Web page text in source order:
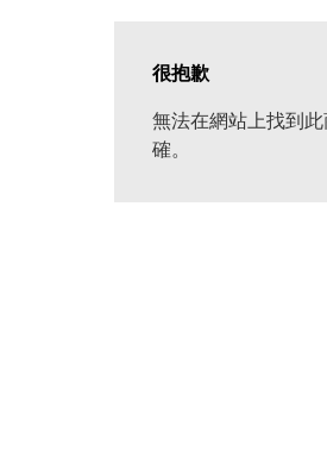
很抱歉
無法在網站上找到
確。